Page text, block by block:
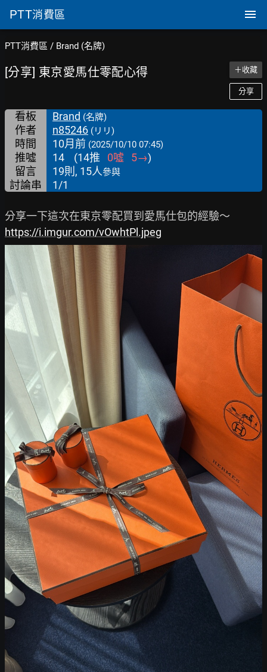
PTT消費區
PTT消費區 / Brand (名牌)
[分享] 東京愛馬仕零配心得 ＋收藏
分享
看板 Brand (名牌)
作者 n85246 (リリ)
時間 10月前 (2025/10/10 07:45)
推噓 14 (14推 0噓 5→)
留言
19則, 15人參與
討論串 1/1
https://i.imgur.com/vOwhtPl.jpeg